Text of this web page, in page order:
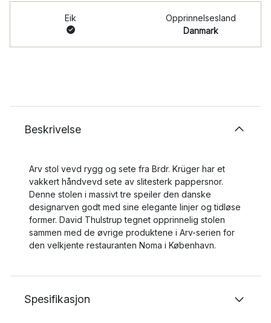
Eik
Opprinnelsesland
Danmark
Beskrivelse
Arv stol vevd rygg og sete fra Brdr. Krüger har et
vakkert håndvevd sete av slitesterk pappersnor.
Denne stolen i massivt tre speiler den danske
designarven godt med sine elegante linjer og tidløse
former. David Thulstrup tegnet opprinnelig stolen
sammen med de øvrige produktene i Arv-serien for
den velkjente restauranten Noma i København.
Spesifikasjon